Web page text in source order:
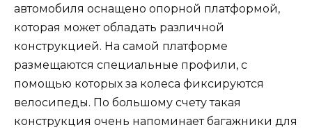
автомобиля оснащено опорной платформой,
которая может обладать различной
конструкцией. На самой платформе
размещаются специальные профили, с
помощью которых за колеса фиксируются
велосипеды. По большому счету такая
конструкция очень напоминает багажники для